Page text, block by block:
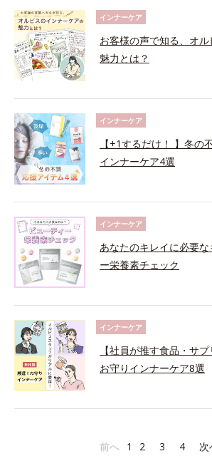
インナーケア
お客様の声で知る、オ
魅力とは？
インナーケア
【+1するだけ！ 】冬の
インナーケア4選
インナーケア
あなたのキレイに必要
ー栄養素チェック
インナーケア
【社員が推す食品・サ
お守りインナーケア8選
前へ 1 2 3 4 次